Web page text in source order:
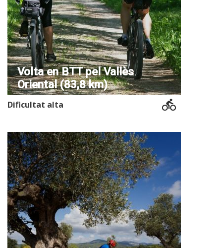
Volta en BTT pel Vallès
Oriental (83,8 km)
Dificultat alta